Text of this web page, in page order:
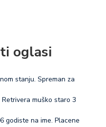
oglasi
stanju. Spreman za
muško staro 3
godiste na ime. Placene